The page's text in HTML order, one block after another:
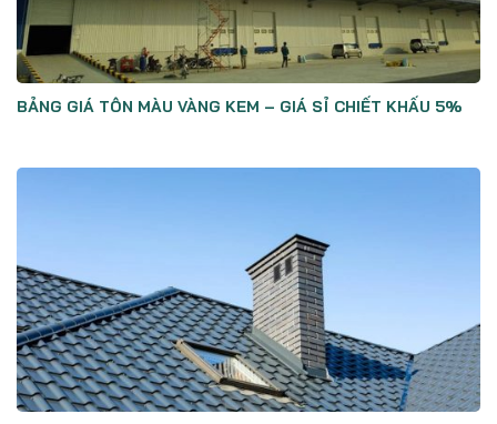
BẢNG GIÁ TÔN MÀU VÀNG KEM – GIÁ SỈ CHIẾT KHẤU 5%